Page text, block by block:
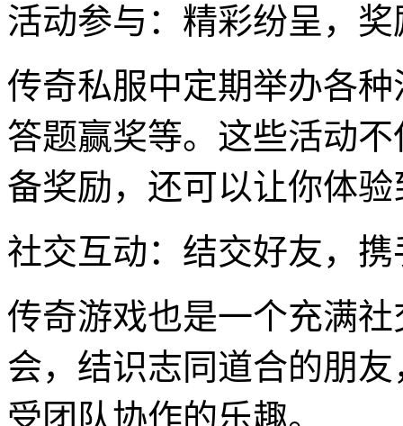
活动参与：精彩纷呈，奖
传奇私服中定期举办各
答题赢奖等。这些活动
备奖励，还可以让你体
社交互动：结交好友，携
传奇游戏也是一个充满
会，结识志同道合的朋
受团队协作的乐趣。